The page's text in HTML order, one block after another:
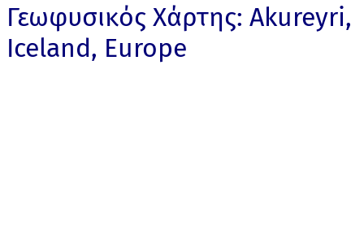
Γεωφυσικός Χάρτης: Akureyri,
Iceland, Europe